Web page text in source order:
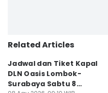
Related Articles
Jadwal dan Tiket Kapal
DLN Oasis Lombok-
Surabaya Sabtu 8